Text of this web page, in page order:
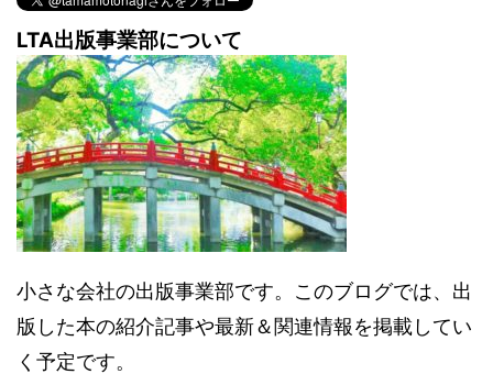
LTA出版事業部について
小さな会社の出版事業部です。このブログでは、出
版した本の紹介記事や最新＆関連情報を掲載してい
く予定です。